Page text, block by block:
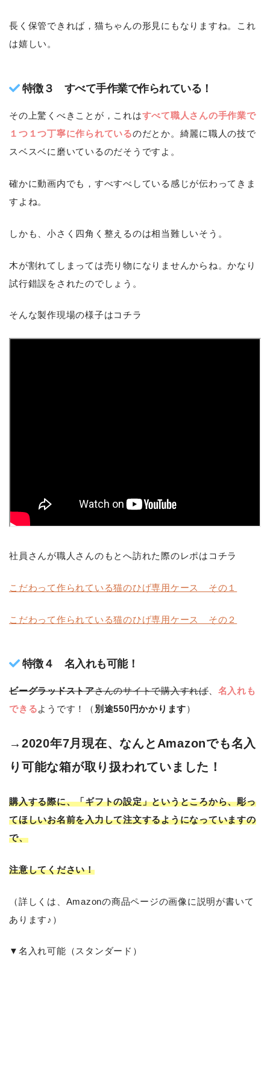
長く保管できれば，猫ちゃんの形見にもなりますね。これ
は嬉しい。
特徴３ すべて手作業で作られている！
その上驚くべきことが，これはすべて職人さんの手作業で
１つ１つ丁寧に作られているのだとか。綺麗に職人の技で
スベスベに磨いているのだそうですよ。
確かに動画内でも，すべすべしている感じが伝わってきま
すよね。
しかも、小さく四角く整えるのは相当難しいそう。
木が割れてしまっては売り物になりませんからね。かなり
試行錯誤をされたのでしょう。
そんな製作現場の様子はコチラ
社員さんが職人さんのもとへ訪れた際のレポはコチラ
こだわって作られている猫のひげ専用ケース その１
こだわって作られている猫のひげ専用ケース その２
特徴４ 名入れも可能！
ビーグラッドストアさんのサイトで購入すれば、 名入れも
できるようです！（ 別途550円かかります）
→2020年7月現在、なんとAmazonでも名入
り可能な箱が取り扱われていました！
購入する際に、「ギフトの設定」というところから、彫っ
てほしいお名前を入力して注文するようになっていますの
で、
注意してください！
（詳しくは、Amazonの商品ページの画像に説明が書いて
あります♪）
▼名入れ可能（スタンダード）